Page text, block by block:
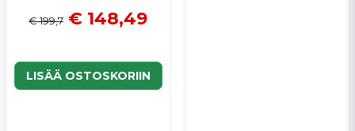
€ 199,7 € 148,49
LISÄÄ OSTOSKORIIN